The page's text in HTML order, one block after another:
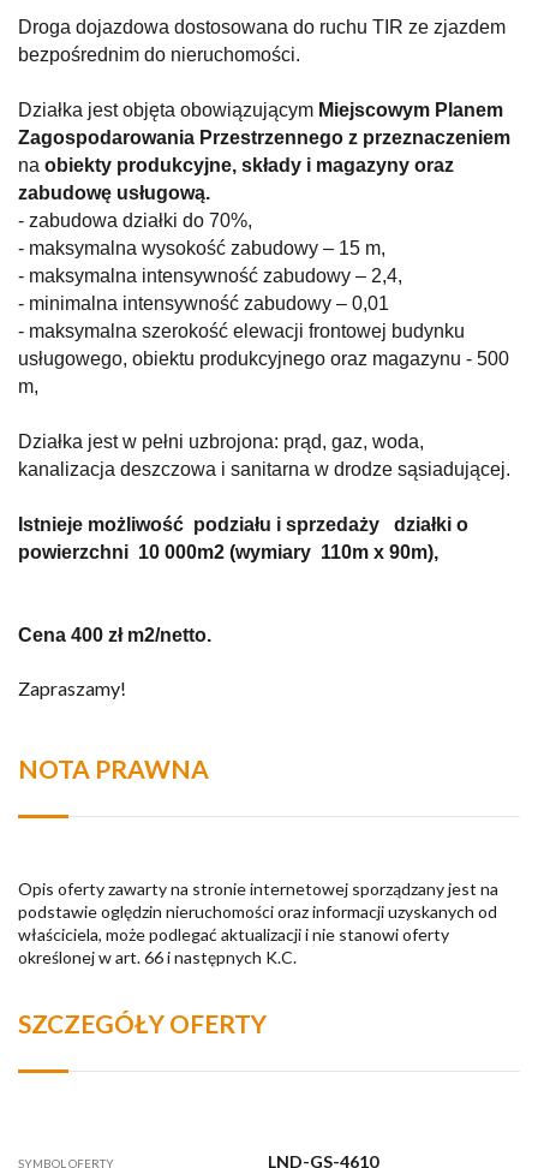
Droga dojazdowa dostosowana do ruchu TIR ze zjazdem
bezpośrednim do nieruchomości.
Działka jest objęta obowiązującym Miejscowym Planem
Zagospodarowania Przestrzennego z przeznaczeniem
na obiekty produkcyjne, składy i magazyny oraz
zabudowę usługową.
- zabudowa działki do 70%,
- maksymalna wysokość zabudowy – 15 m,
- maksymalna intensywność zabudowy – 2,4,
- minimalna intensywność zabudowy – 0,01
- maksymalna szerokość elewacji frontowej budynku
usługowego, obiektu produkcyjnego oraz magazynu - 500
m,
Działka jest w pełni uzbrojona: prąd, gaz, woda,
kanalizacja deszczowa i sanitarna w drodze sąsiadującej.
Istnieje możliwość podziału i sprzedaży działki o
powierzchni 10 000m2 (wymiary 110m x 90m),
Cena 400 zł m2/netto.
Zapraszamy!
NOTA PRAWNA
Opis oferty zawarty na stronie internetowej sporządzany jest na
podstawie oględzin nieruchomości oraz informacji uzyskanych od
właściciela, może podlegać aktualizacji i nie stanowi oferty
określonej w art. 66 i następnych K.C.
SZCZEGÓŁY OFERTY
SYMBOL OFERTY LND-GS-4610